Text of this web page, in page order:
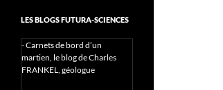
LES BLOGS FUTURA-SCIENCES
-Carnets de bord d’un
martien, le blog de Charles
FRANKEL, géologue